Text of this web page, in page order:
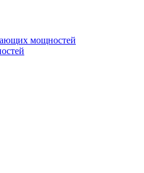
мощностей